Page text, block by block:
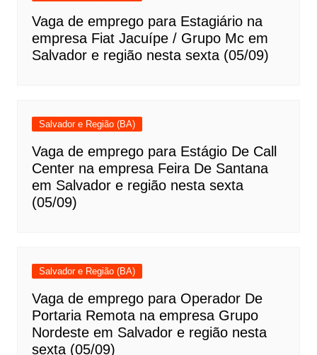
Vaga de emprego para Estagiário na
empresa Fiat Jacuípe / Grupo Mc em
Salvador e região nesta sexta (05/09)
Salvador e Região (BA)
Vaga de emprego para Estágio De Call
Center na empresa Feira De Santana
em Salvador e região nesta sexta
(05/09)
Salvador e Região (BA)
Vaga de emprego para Operador De
Portaria Remota na empresa Grupo
Nordeste em Salvador e região nesta
sexta (05/09)